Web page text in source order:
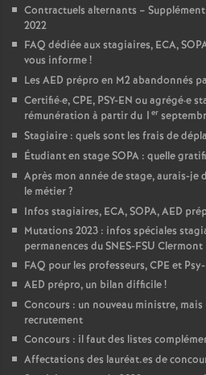
Contractuels alternants – Supplément
2022
FAQ dédiée aux stagiaires, ECA,
vous informe!
Les AED prépro en M2 abandonnés
Certifié·e, CPE, PSY-EN ou agrégé·e
rémunération à partir du 1 er
Stagiaire : quels sont les frais de
Étudiant en stage SOPA : quelle
Après mon année de stage, aurais-je
le métier?
Infos stagiaires, ECA, SOPA, AED
Mutations 2023 : infos spéciales
permanences du SNES-FSU Clermont
FAQ pour les professeurs, CPE et
AED prépro, un bilan difficile!
Concours : un nouveau ministre,
recrutement
Concours : il faut des listes
Affectations des lauréat.es de